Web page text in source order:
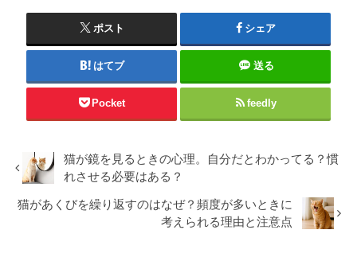
ポスト シェア
はてブ 送る
Pocket feedly
猫が鏡を見るときの心理。自分だとわかってる？慣
れさせる必要はある？
猫があくびを繰り返すのはなぜ？頻度が多いときに
考えられる理由と注意点